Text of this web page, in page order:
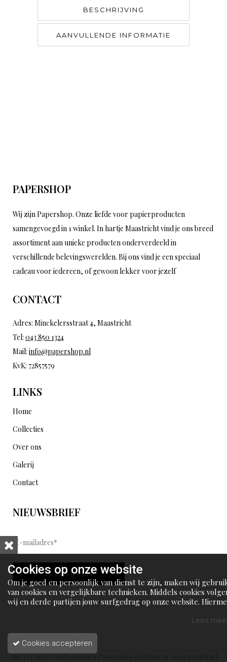
BESCHRIJVING
AANVULLENDE INFORMATIE
PAPERSHOP
Wij zijn Papershop. Onze liefde voor papierproducten
samengevoegd in 1 winkel. In hartje Maastricht vind je ons breed
assortiment aan unieke producten onderverdeeld in
verschillende belevingswerelden. Bij ons vind je een speciaal
cadeau voor iedereen, of gewoon lekker voor jezelf
CONTACT
Adres: Minckelersstraat 4, Maastricht
Tel: 043 850 1324
Mail: info@papershop.nl
KvK: 72857579
LINKS
Home
Collecties
Over ons
Galerij
Contact
NIEUWSBRIEF
E
-
m
a
i
l
d
r
VERSTUREN
Cookies op onze website
Om je goed en persoonlijk van dienst te zijn, maken wij
van cookies en vergelijkbare technieken. Middels cookies
wij en derde partijen jouw surfgedrag op onze website.
Lees
Cookies accepteren